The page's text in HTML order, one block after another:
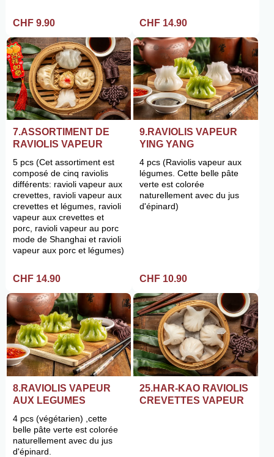
CHF 9.90 CHF 14.90
7.ASSORTIMENT DE
RAVIOLIS VAPEUR
5 pcs (Cet assortiment est
composé de cinq raviolis
différents: ravioli vapeur aux
crevettes, ravioli vapeur aux
crevettes et légumes, ravioli
vapeur aux crevettes et
porc, ravioli vapeur au porc
mode de Shanghai et ravioli
vapeur aux porc et légumes)
CHF 14.90
9.RAVIOLIS VAPEUR
YING YANG
4 pcs (Raviolis vapeur aux
légumes. Cette belle pâte
verte est colorée
naturellement avec du jus
d'épinard)
CHF 10.90
8.RAVIOLIS VAPEUR
AUX LEGUMES
4 pcs (végétarien) ,cette
belle pâte verte est colorée
naturellement avec du jus
d'épinard.
25.HAR-KAO RAVIOLIS
CREVETTES VAPEUR